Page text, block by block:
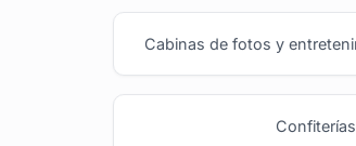
Cabinas de fotos y
Confiterías